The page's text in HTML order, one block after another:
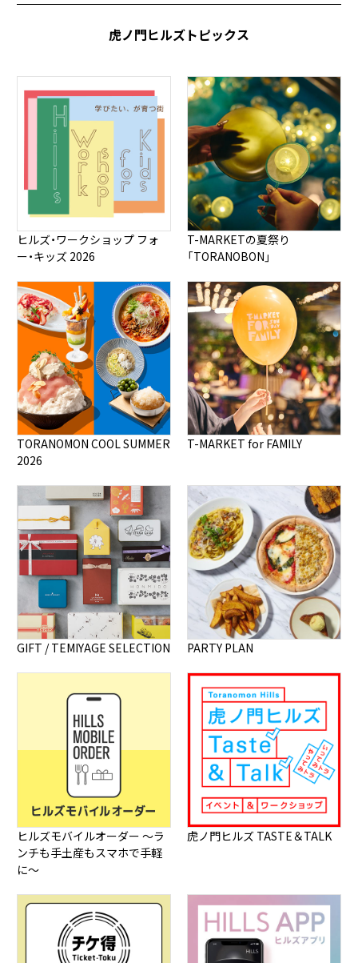
虎ノ門ヒルズトピックス
ヒルズ・ワークショップ フォ
ー・キッズ 2026
T-MARKETの夏祭り
「TORANOBON」
TORANOMON COOL SUMMER
2026
T-MARKET for FAMILY
GIFT / TEMIYAGE SELECTION PARTY PLAN
ヒルズモバイルオーダー ～ラ
ンチも手土産もスマホで手軽
に～
虎ノ門ヒルズ TASTE＆TALK